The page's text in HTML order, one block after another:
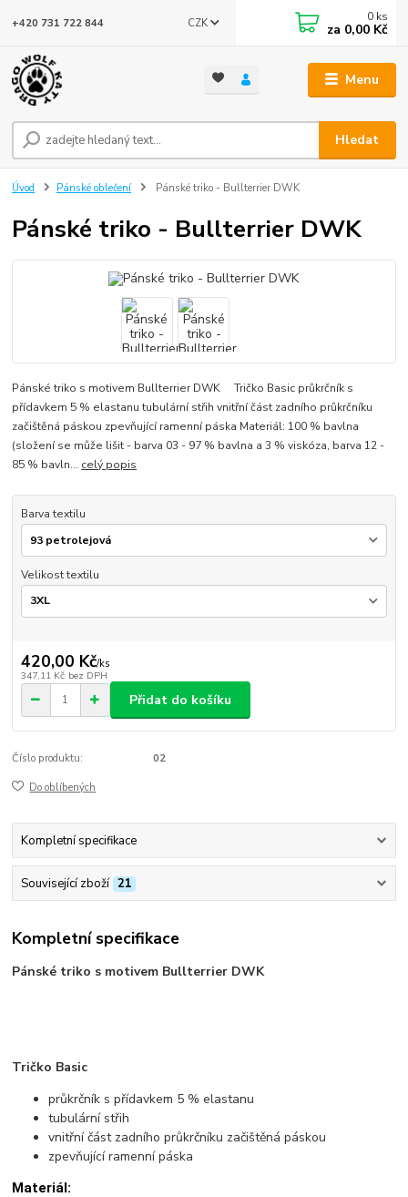
Menu
CZK
Hledat
+420 731 722 844 0 ks
za 0,00 Kč
Úvod Pánské oblečení Pánské triko - Bullterrier DWK
Pánské triko - Bullterrier DWK
Pánské triko s motivem Bullterrier DWK Tričko Basic průkrčník s
přídavkem 5 % elastanu tubulární střih vnitřní část zadního průkrčníku
začištěná páskou zpevňující ramenní páska Materiál: 100 % bavlna
(složení se může lišit - barva 03 - 97 % bavlna a 3 % viskóza, barva 12 -
85 % bavln... celý popis
Barva textilu
Velikost textilu
420,00 Kč/ks
347,11 Kč bez DPH
Přidat do košíku
Číslo produktu: 02
Do oblíbených
Kompletní specifikace
Související zboží 21
Kompletní specifikace
Pánské triko s motivem Bullterrier DWK
Tričko Basic
průkrčník s přídavkem 5 % elastanu
tubulární střih
vnitřní část zadního průkrčníku začištěná páskou
zpevňující ramenní páska
Materiál: